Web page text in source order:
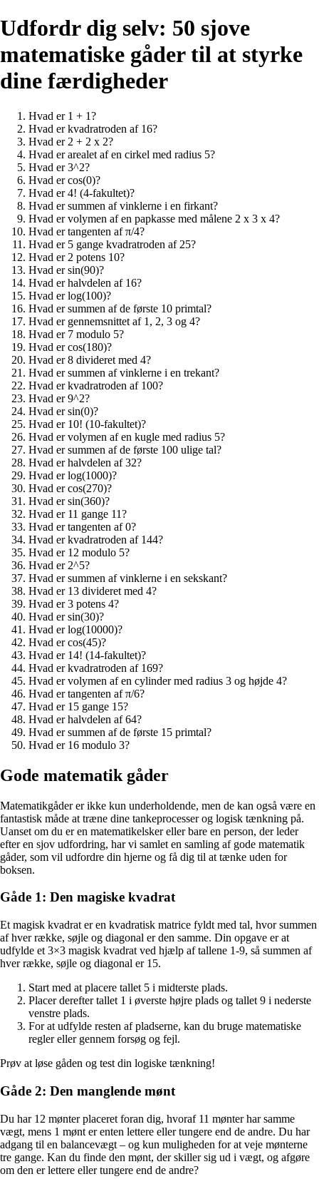
Udfordr dig selv: 50 sjove
matematiske gåder til at styrke
dine færdigheder
Hvad er 1 + 1?
Hvad er kvadratroden af 16?
Hvad er 2 + 2 x 2?
Hvad er arealet af en cirkel med radius 5?
Hvad er 3^2?
Hvad er cos(0)?
Hvad er 4! (4-fakultet)?
Hvad er summen af vinklerne i en firkant?
Hvad er volymen af en papkasse med målene 2 x 3 x 4?
Hvad er tangenten af π/4?
Hvad er 5 gange kvadratroden af 25?
Hvad er 2 potens 10?
Hvad er sin(90)?
Hvad er halvdelen af 16?
Hvad er log(100)?
Hvad er summen af de første 10 primtal?
Hvad er gennemsnittet af 1, 2, 3 og 4?
Hvad er 7 modulo 5?
Hvad er cos(180)?
Hvad er 8 divideret med 4?
Hvad er summen af vinklerne i en trekant?
Hvad er kvadratroden af 100?
Hvad er 9^2?
Hvad er sin(0)?
Hvad er 10! (10-fakultet)?
Hvad er volymen af en kugle med radius 5?
Hvad er summen af de første 100 ulige tal?
Hvad er halvdelen af 32?
Hvad er log(1000)?
Hvad er cos(270)?
Hvad er sin(360)?
Hvad er 11 gange 11?
Hvad er tangenten af 0?
Hvad er kvadratroden af 144?
Hvad er 12 modulo 5?
Hvad er 2^5?
Hvad er summen af vinklerne i en sekskant?
Hvad er 13 divideret med 4?
Hvad er 3 potens 4?
Hvad er sin(30)?
Hvad er log(10000)?
Hvad er cos(45)?
Hvad er 14! (14-fakultet)?
Hvad er kvadratroden af 169?
Hvad er volymen af en cylinder med radius 3 og højde 4?
Hvad er tangenten af π/6?
Hvad er 15 gange 15?
Hvad er halvdelen af 64?
Hvad er summen af de første 15 primtal?
Hvad er 16 modulo 3?
Gode matematik gåder
Matematikgåder er ikke kun underholdende, men de kan også være en
fantastisk måde at træne dine tankeprocesser og logisk tænkning på.
Uanset om du er en matematikelsker eller bare en person, der leder
efter en sjov udfordring, har vi samlet en samling af gode matematik
gåder, som vil udfordre din hjerne og få dig til at tænke uden for
boksen.
Gåde 1: Den magiske kvadrat
Et magisk kvadrat er en kvadratisk matrice fyldt med tal, hvor summen
af hver række, søjle og diagonal er den samme. Din opgave er at
udfylde et 3×3 magisk kvadrat ved hjælp af tallene 1-9, så summen af
hver række, søjle og diagonal er 15.
Start med at placere tallet 5 i midterste plads.
Placer derefter tallet 1 i øverste højre plads og tallet 9 i nederste
venstre plads.
For at udfylde resten af pladserne, kan du bruge matematiske
regler eller gennem forsøg og fejl.
Prøv at løse gåden og test din logiske tænkning!
Gåde 2: Den manglende mønt
Du har 12 mønter placeret foran dig, hvoraf 11 mønter har samme
vægt, mens 1 mønt er enten lettere eller tungere end de andre. Du har
adgang til en balancevægt – og kun muligheden for at veje mønterne
tre gange. Kan du finde den mønt, der skiller sig ud i vægt, og afgøre
om den er lettere eller tungere end de andre?